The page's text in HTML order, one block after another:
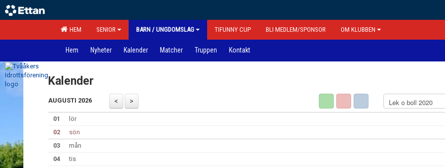
HEM SENIOR BARN / UNGDOMSLAG TIFUNNY CUP BLI MEDLEM/SPONSOR OM KLUBBEN
Hem Nyheter Kalender Matcher Truppen Kontakt
Kalender
AUGUSTI 2026
01
lör
02
sön
03
mån
04
tis